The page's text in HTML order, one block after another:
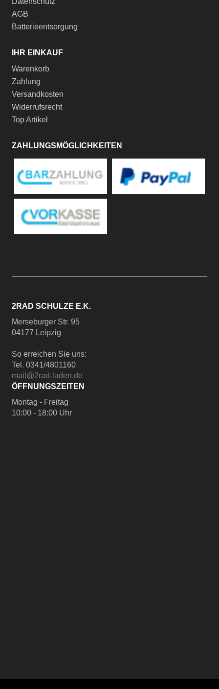
AGB
Batterieentsorgung
IHR EINKAUF
Warenkorb
Zahlung
Versandkosten
Widerrufsrecht
Top Artikel
ZAHLUNGSMÖGLICHKEITEN
2RAD SCHULZE E.K.
Merseburger Str. 95
04177 Leipzig
So erreichen Sie uns:
Tel. 0341/4801160
mail@2rad-laden.de
ÖFFNUNGSZEITEN
Montag - Freitag
10:00 - 18:00 Uhr